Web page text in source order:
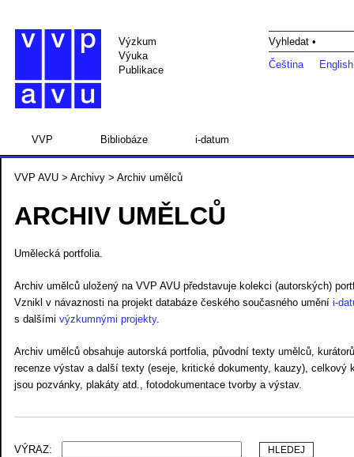
Výzkum
Výuka
Publikace
Vyhledat •
Čeština
English
VVP Bibliobáze i-datum
VVP AVU > Archivy > Archiv umělců
ARCHIV UMĚLCŮ
Umělecká portfolia.
Archiv umělců uložený na VVP AVU představuje kolekci (autorských)
Vznikl v návaznosti na projekt databáze českého současného umění i-
s dalšími výzkumnými projekty.
Archiv umělců obsahuje autorská portfolia, původní texty umělců,
recenze výstav a další texty (eseje, kritické dokumenty, kauzy), celkový
jsou pozvánky, plakáty atd., fotodokumentace tvorby a výstav.
VÝRAZ: